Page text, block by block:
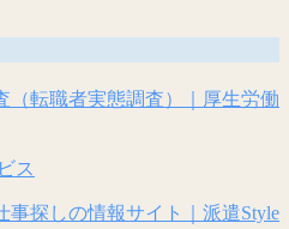
（転職者実態調査）｜厚生労働
ス
事探しの情報サイト｜派遣Style